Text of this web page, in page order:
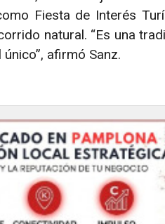
Fiesta de Interés
natural. “Es una
afirmó Sanz.